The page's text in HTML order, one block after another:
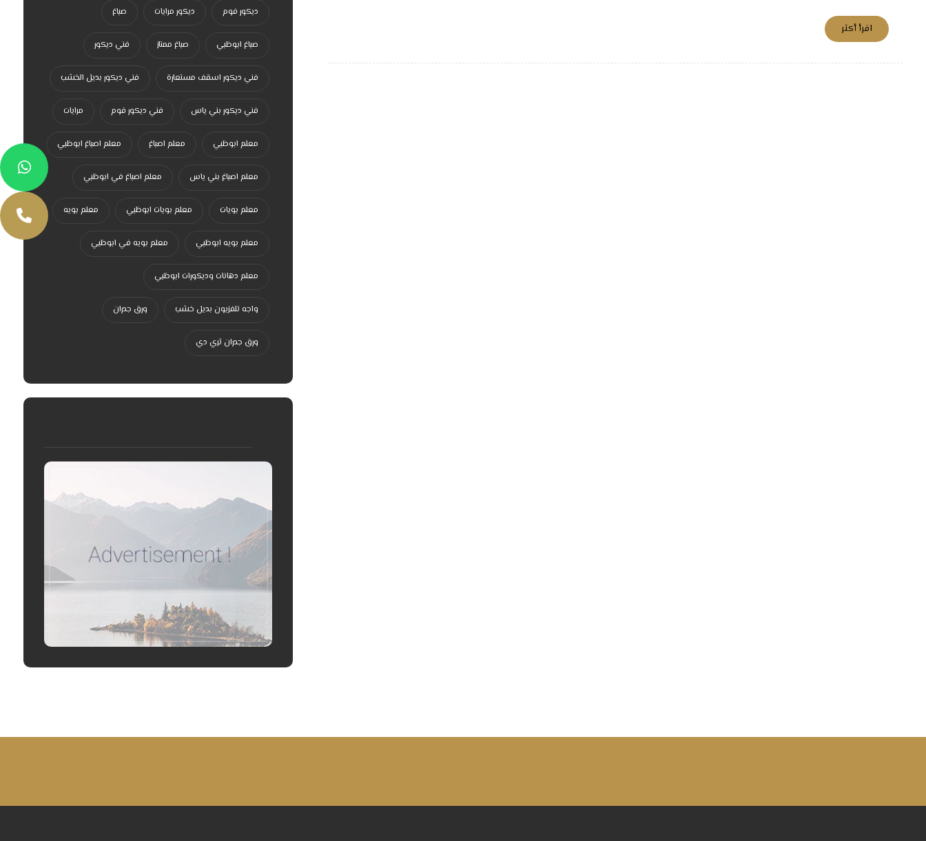
اقرأ أكثر
ديكور فوم ديكور مرايات صباغ
صباغ ابوظبي صباغ ممتاز فني ديكور
فني ديكور اسقف مستعارة فني ديكور بديل الخشب
فني ديكور بني ياس فني ديكور فوم مرايات
معلم ابوظبي معلم اصباغ معلم اصباغ ابوظبي
معلم اصباغ بني ياس معلم اصباغ في ابوظبي
معلم بويات معلم بويات ابوظبي معلم بويه
معلم بويه ابوظبي معلم بويه في ابوظبي
معلم دهانات وديكورات ابوظبي
واجه تلفزيون بديل خشب ورق جدران
ورق جدران ثري دي